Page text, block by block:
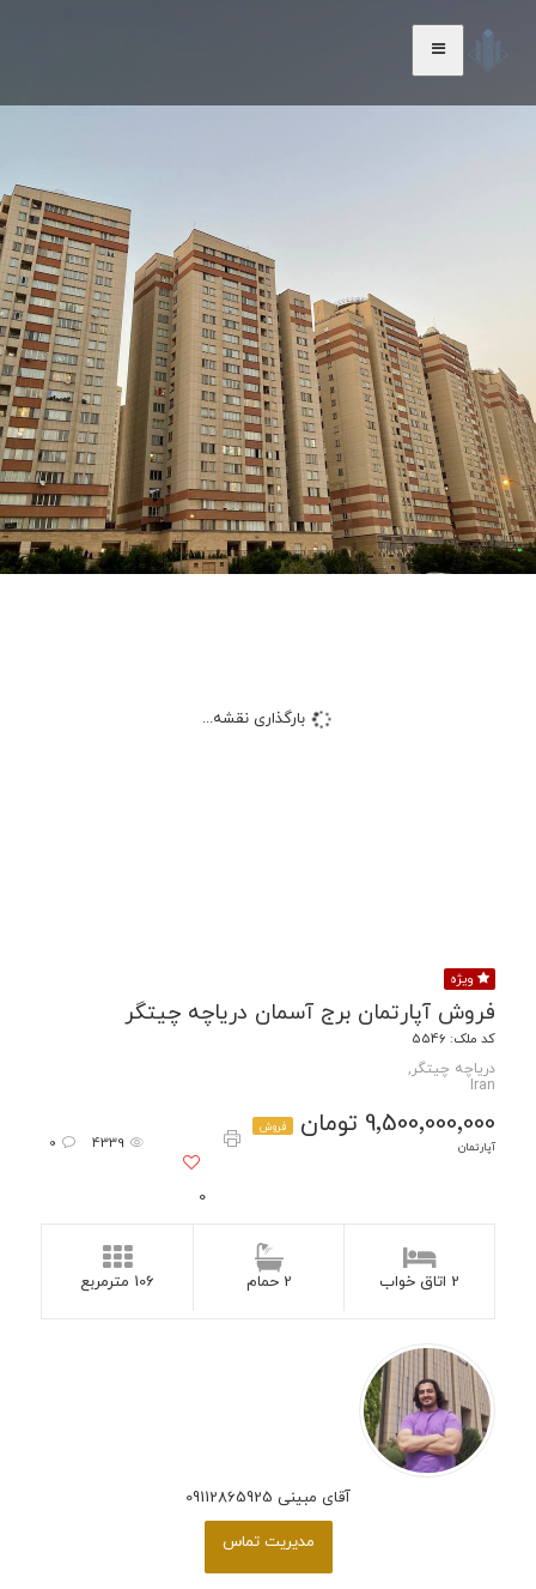
بارگذاری نقشه...
ویژه
فروش آپارتمان برج آسمان دریاچه چیتگر
کد ملک: 5546
دریاچه چیتگر,
Iran
9٬500٬000٬000 تومان
فروش
آپارتمان
4339
0
106 مترمربع
آقای مبینی 09112865925
مدیریت تماس